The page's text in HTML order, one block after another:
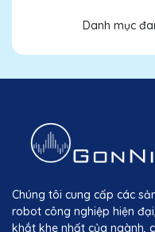
Danh mục
Chúng tôi cung cấp các
robot công nghiệp hiện
khắt khe nhất của ngành,